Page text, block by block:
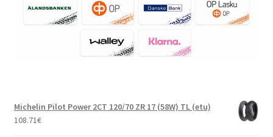
Michelin Pilot Power 2CT 120/70 ZR 17 (58W) TL (etu)
108.71€